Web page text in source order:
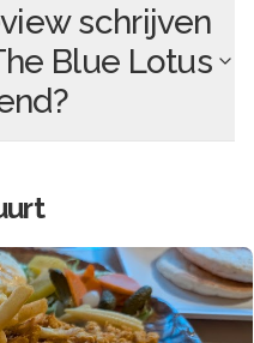
schrijven
Blue Lotus
?